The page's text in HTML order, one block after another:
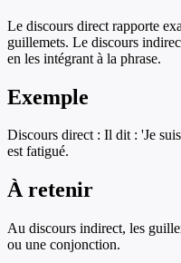
Le discours direct rapporte
guillemets. Le discours
en les intégrant à la phrase.
Exemple
Discours direct : Il dit : 'Je
est fatigué.
À retenir
Au discours indirect, les
ou une conjonction.